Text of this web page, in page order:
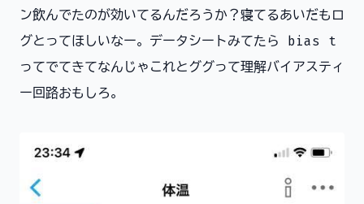
ン飲んでたのが効いてるんだろうか？寝てるあいだもロ
グとってほしいなー。データシートみてたら bias t
ってでてきてなんじゃこれとググって理解バイアスティ
ー回路おもしろ。